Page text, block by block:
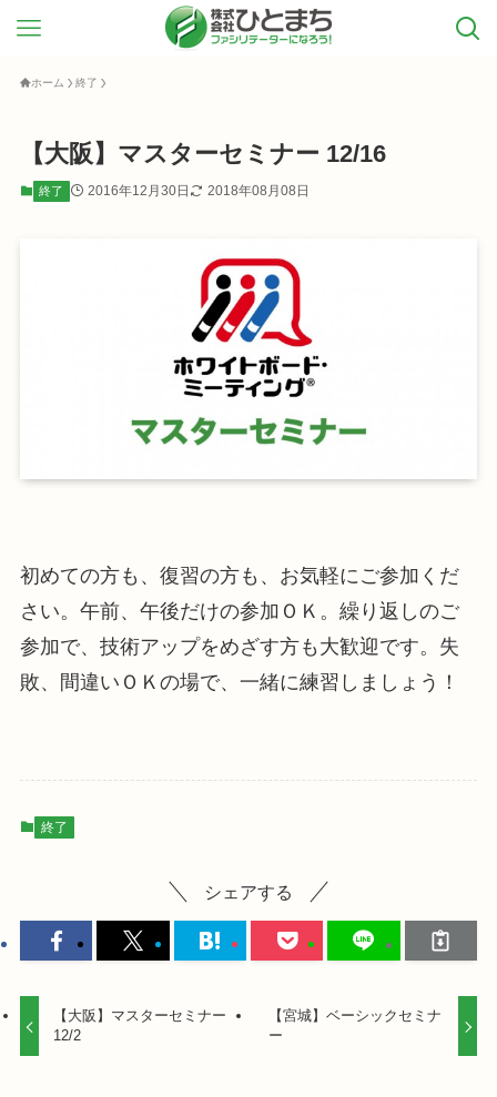
ホーム 終了
【大阪】マスターセミナー 12/16
終了 2016年12月30日 2018年08月08日
初めての方も、復習の方も、お気軽にご参加くだ
さい。午前、午後だけの参加ＯＫ。繰り返しのご
参加で、技術アップをめざす方も大歓迎です。失
敗、間違いＯＫの場で、一緒に練習しましょう！
終了
シェアする
【大阪】マスターセミナー
12/2
【宮城】ベーシックセミナ
ー